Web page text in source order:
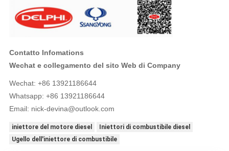
Contatto Infomations
Wechat e collegamento del sito Web di Company
Wechat: +86 13921186644
Whatsapp: +86 13921186644
Email: nick-devina@outlook.com
iniettore del motore diesel
Iniettori di combustibile diesel
Ugello dell'iniettore di combustibile